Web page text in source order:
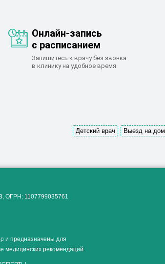
Онлайн-запись
с расписанием
Запишитесь к врачу без звонка
в клинику на удобное время
Выезд на дом
Детский врач
ОГРН: 1107799035761
и предназначены для
медицинских рекомендаций.